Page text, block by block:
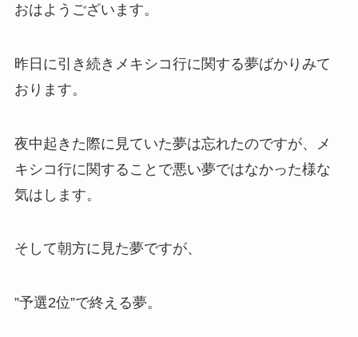
おはようございます。
昨日に引き続きメキシコ行に関する夢ばかりみて
おります。
夜中起きた際に見ていた夢は忘れたのですが、メ
キシコ行に関することで悪い夢ではなかった様な
気はします。
そして朝方に見た夢ですが、
”予選2位”で終える夢。